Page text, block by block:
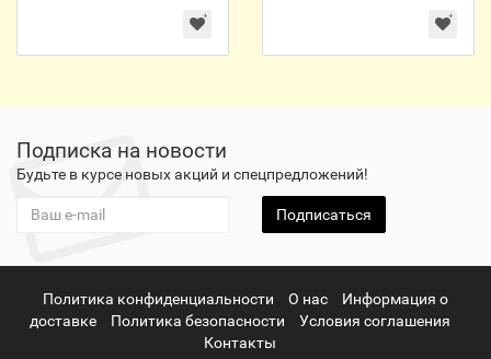
Подписка на новости
Будьте в курсе новых акций и спецпредложений!
Подписаться
Политика конфиденциальности О нас
Информация о
доставке
Политика безопасности
Условия соглашения
Контакты